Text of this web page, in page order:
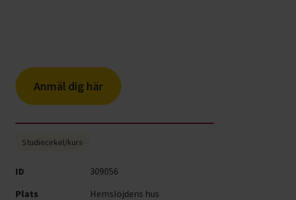
Anmäl dig här
Studiecirkel/kurs
ID
309056
Plats
Hemslöjdens hus